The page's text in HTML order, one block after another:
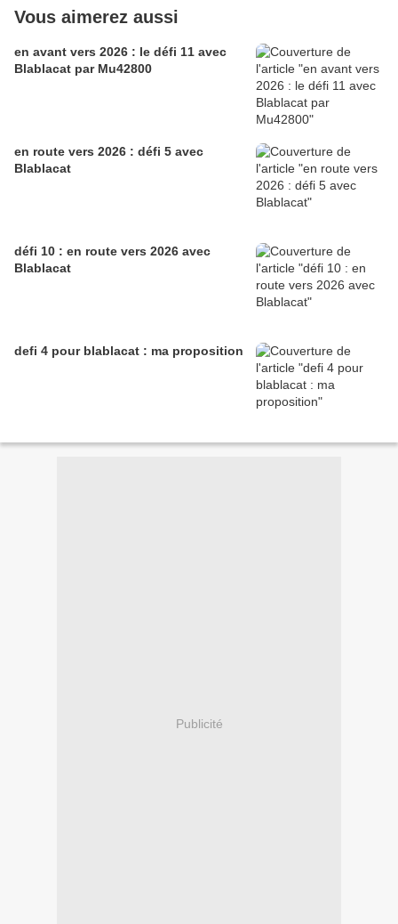
Vous aimerez aussi
en avant vers 2026 : le défi 11 avec
Blablacat par Mu42800
en route vers 2026 : défi 5 avec
Blablacat
défi 10 : en route vers 2026 avec
Blablacat
defi 4 pour blablacat : ma proposition
Publicité